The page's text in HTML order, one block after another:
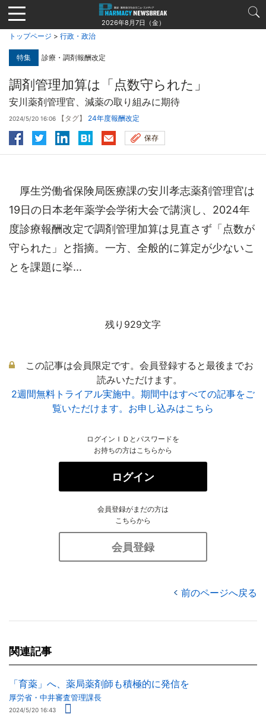
Jump
to
navigation
2026年8月7日（金）
トップページ > 行政・政治
特集 診療・調剤報酬改定
調剤管理加算は「点数守られた」
安川薬剤管理官、減薬の取り組みに期待
2024/5/20 16:06 【タグ】 24年度報酬改定
保存
厚生労働省保険局医療課の安川孝志薬剤管理官は
19日の日本老年薬学会学術大会で講演し、2024年
度診療報酬改定で調剤管理加算は見直さず「点数が
守られた」と指摘。一方、全般的に算定が少ないこ
とを課題に挙...
残り929文字
この記事は会員限定です。会員登録すると最後までお
読みいただけます。
2週間無料トライアル実施中。期間中はすべての記事をご
覧いただけます。お申し込みはこちら
ログインＩＤとパスワードを
お持ちの方はこちらから
ログイン
会員登録がまだの方は
こちらから
会員登録
前のページへ戻る
関連記事
「育薬」へ、薬局薬剤師も積極的に発信を
厚労省・中井審査管理課長
2024/5/20 16:43